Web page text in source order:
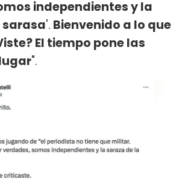
independientes y la
sarasa'. Bienvenido a lo que
El tiempo pone las
".